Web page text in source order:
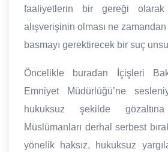
faaliyetlerin bir gereği olarak
alışverişinin olması ne
basmayı gerektirecek bir suç
Öncelikle buradan İçişleri
Emniyet Müdürlüğü’ne
hukuksuz şekilde
Müslümanları derhal serbest
yönelik haksız, hukuksuz